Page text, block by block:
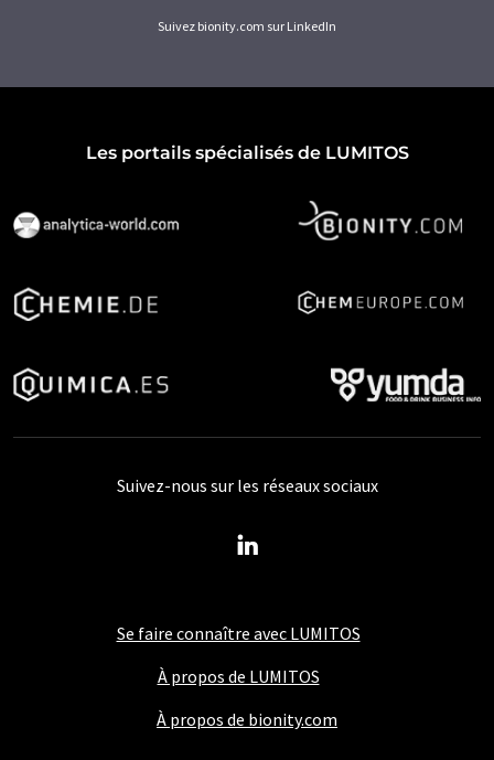
Suivez bionity.com sur LinkedIn
Les portails spécialisés de LUMITOS
Se faire connaître avec LUMITOS
À propos de LUMITOS
À propos de bionity.com
Suivez-nous sur les réseaux sociaux